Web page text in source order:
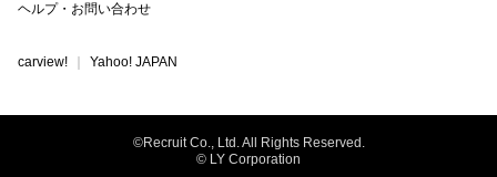
ヘルプ・お問い合わせ
carview! Yahoo! JAPAN
©Recruit Co., Ltd. All Rights Reserved.
© LY Corporation